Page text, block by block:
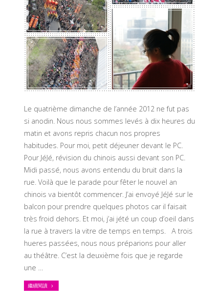
Le quatrième dimanche de l’année 2012 ne fut pas
si anodin. Nous nous sommes levés à dix heures du
matin et avons repris chacun nos propres
habitudes. Pour moi, petit déjeuner devant le PC.
Pour JéJé, révision du chinois aussi devant son PC.
Midi passé, nous avons entendu du bruit dans la
rue. Voilà que le parade pour fêter le nouvel an
chinois va bientôt commencer. J’ai envoyé JéJé sur le
balcon pour prendre quelques photos car il faisait
très froid dehors. Et moi, j’ai jété un coup d’oeil dans
la rue à travers la vitre de temps en temps. A trois
hueres passées, nous nous préparions pour aller
au théâtre. C’est la deuxième fois que je regarde
une …
繼續閱讀